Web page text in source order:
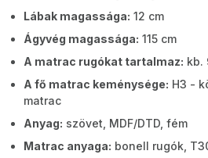
Lábak magassága: 12 cm
Ágyvég magassága: 115 cm
A matrac rugókat tartalmaz: kb.
A fő matrac keménysége: H3 -
matrac
Anyag: szövet, MDF/DTD, fém
Matrac anyaga: bonell rugók,